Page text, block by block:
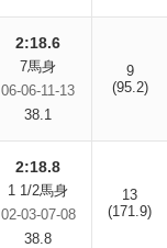
2:18.6
7馬身
06-06-11-13
38.1
9
(95.2)
2:18.8
1 1/2馬身
02-03-07-08
38.8
13
(171.9)